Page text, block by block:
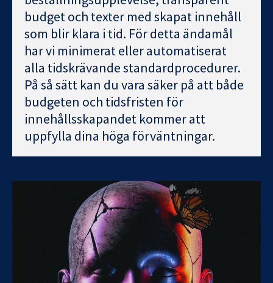
budget och texter med skapat innehåll
som blir klara i tid. För detta ändamål
har vi minimerat eller automatiserat
alla tidskrävande standardprocedurer.
På så sätt kan du vara säker på att både
budgeten och tidsfristen för
innehållsskapandet kommer att
uppfylla dina höga förväntningar.